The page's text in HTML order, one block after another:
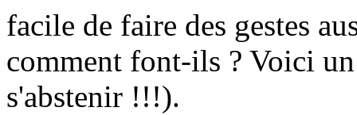
facile de faire des gestes
comment font-ils ? Voici un
s'abstenir !!!).